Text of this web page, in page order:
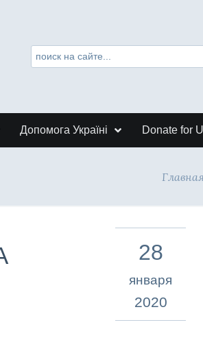
Допомога Україні Donate for
28
января
2020